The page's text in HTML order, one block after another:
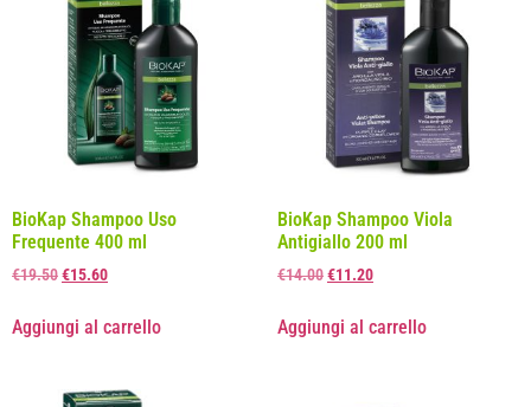
BioKap Shampoo Uso
Frequente 400 ml
€19.50€15.60
Aggiungi al carrello
BioKap Shampoo Viola
Antigiallo 200 ml
€14.00€11.20
Aggiungi al carrello